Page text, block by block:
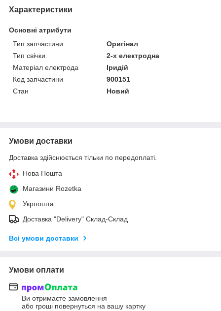
Характеристики
Основні атрибути
Тип запчастини
Оригінал
Тип свічки
2-х електродна
Матеріал електрода
Іридій
Код запчастини
900151
Стан
Новий
Умови доставки
Доставка здійснюється тільки по передоплаті.
Нова Пошта
Магазини Rozetka
Укрпошта
Доставка "Delivery" Склад-Склад
Всі умови доставки
Умови оплати
Ви отримаєте замовлення
або гроші повернуться на вашу картку